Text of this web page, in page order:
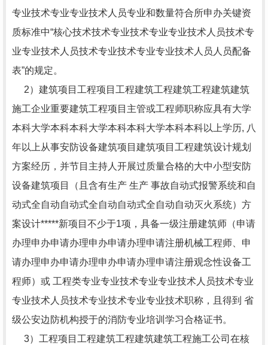
专业技术专业专业技术人员专业和数量符合所申办关键资
质标准中“核心技术技术专业技术专业专业技术人员技术专
业专业技术人员技术专业技术专业专业技术人员人员配备
表”的规定。
2）建筑项目工程项目工程建筑工程建筑工程建筑建筑
施工企业重要建筑工程项目主管或工程师职称应具有大学
本科大学本科本科大学本科本科大学本科本科以上学历, 八
年以上从事安防设备建筑项目建筑项目工程建筑设计规划
方案经历，并节目主持人开展过质量合格的大中小型安防
设备建筑项目（且含有生产 生产 事故自动式报警系统和自
动式全自动自动式全自动自动式全自动自动灭火系统）方
案设计*****新项目不少于1项，具备一级注册建筑师（申请
办理申办申请办理申办申请办理申请注册机械工程师、申
请办理申办申请办理申办申请办理申请注册观念性设备工
程师）或 工程类专业专业技术专业专业技术人员技术专业
专业技术人员技术专业技术专业专业技术职称，且得到 省
级公安边防机构授于的消防专业培训学习合格证书。
3）工程项目工程建筑工程建筑建筑工程施工公司在核